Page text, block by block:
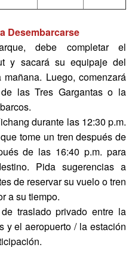
Desembarcarse
debe completar el
y sacará su equipaje del
Luego, comenzará
las Tres Gargantas o la
durante las 12:30 p.m.
tome un tren después de
de las 16:40 p.m. para
Pida sugerencias a
de reservar su vuelo o tren
a su tiempo.
traslado privado entre la
y el aeropuerto / la estación